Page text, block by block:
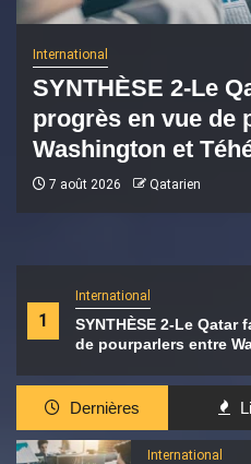
1
International
SYNTHÈSE 2-Le
de pourparlers entre
International
SYNTHÈSE 2-Le
progrès en vue de
Washington et
7 août 2026 Qatarien
Dernières
International